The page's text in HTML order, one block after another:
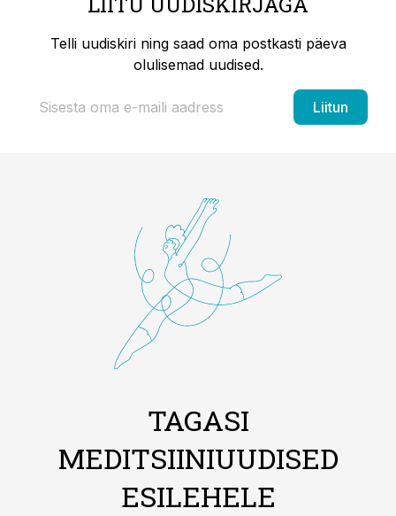
Telli uudiskiri ning saad oma postkasti päeva
olulisemad uudised.
Liitun
TAGASI
MEDITSIINIUUDISED
ESILEHELE